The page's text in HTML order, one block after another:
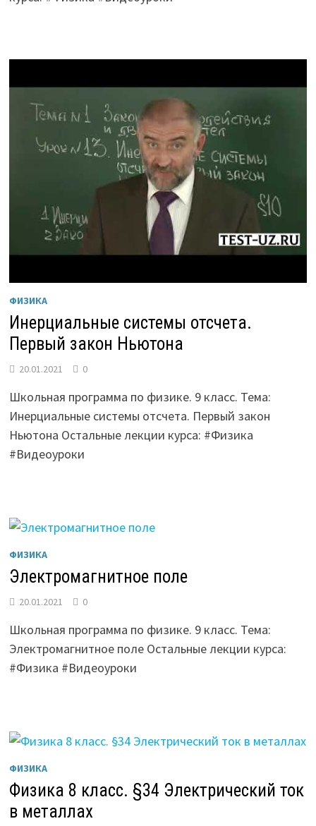
ФИЗИКА
Инерциальные системы отсчета.
Первый закон Ньютона
20.01.2021 0
Школьная программа по физике. 9 класс. Тема:
Инерциальные системы отсчета. Первый закон
Ньютона Остальные лекции курса: #Физика
#Видеоуроки
ФИЗИКА
Электромагнитное поле
20.01.2021 0
Школьная программа по физике. 9 класс. Тема:
Электромагнитное поле Остальные лекции курса:
#Физика #Видеоуроки
ФИЗИКА
Физика 8 класс. §34 Электрический ток
в металлах